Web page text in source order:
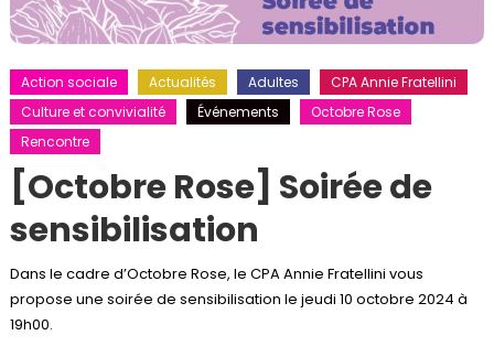
Action sociale Actualités Adultes
CPA Annie Fratellini
Culture et convivialité
Événements
Octobre Rose
Rencontre
[Octobre Rose] Soirée de
sensibilisation
Dans le cadre d’Octobre Rose, le CPA Annie Fratellini vous
propose une soirée de sensibilisation le jeudi 10 octobre 2024 à
19h00.